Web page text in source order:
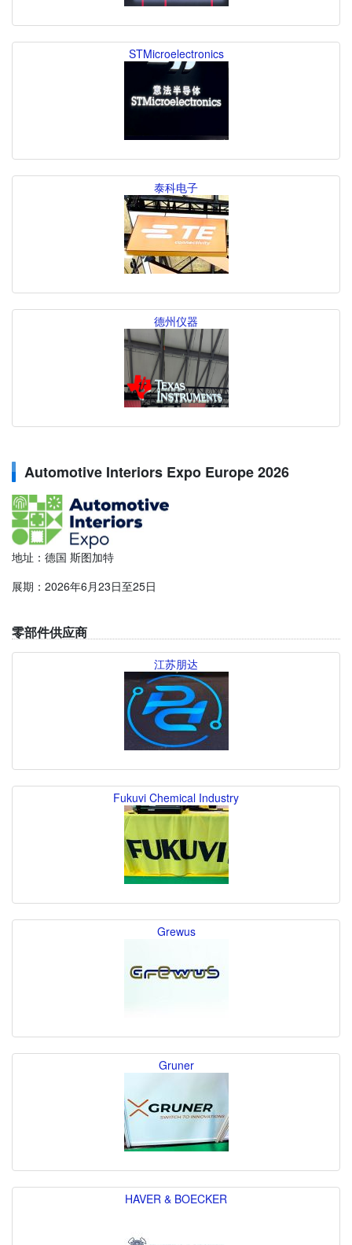
STMicroelectronics
泰科电子
德州仪器
Automotive Interiors Expo Europe 2026
地址：德国 斯图加特
展期：2026年6月23日至25日
零部件供应商
江苏朋达
Fukuvi Chemical Industry
Grewus
Gruner
HAVER & BOECKER